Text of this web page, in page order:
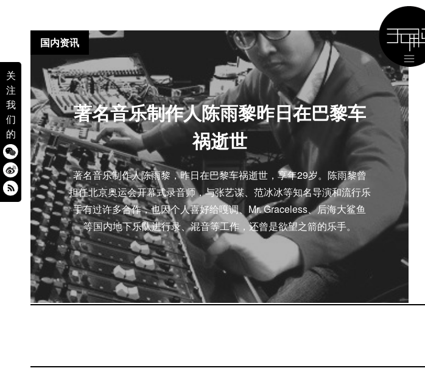
关
注
我
们
的
著名音乐制作人陈雨黎昨日在巴黎车
祸逝世
著名音乐制作人陈雨黎，昨日在巴黎车祸逝世，享年29岁。陈雨黎曾
担任北京奥运会开幕式录音师，与张艺谋、范冰冰等知名导演和流行乐
手有过许多合作，也因个人喜好给嘎调、Mr. Graceless、后海大鲨鱼
等国内地下乐队进行录、混音等工作，还曾是欲望之箭的乐手。
国内资讯